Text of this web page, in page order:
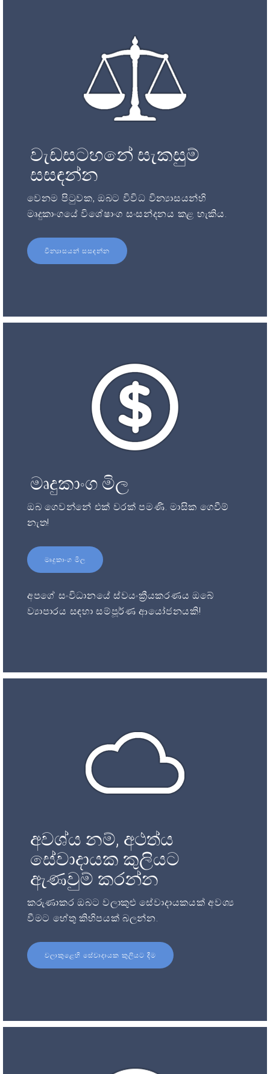
වැඩසටහනේ සැකසුම්
සසඳන්න
වෙනම පිටුවක, ඔබට විවිධ වින්‍යාසයන්හි
මෘදුකාංගයේ විශේෂාංග සංසන්දනය කළ හැකිය.
වින්‍යාසයන් සසඳන්න
මෘදුකාංග මිල
ඔබ ගෙවන්නේ එක් වරක් පමණි. මාසික ගෙවීම්
නැත!
මෘදුකාංග මිල
අපගේ සංවිධානයේ ස්වයංක්‍රීයකරණය ඔබේ
ව්‍යාපාරය සඳහා සම්පූර්ණ ආයෝජනයකි!
අවශ්ය නම්, අථත්ය
සේවාදායක කුලියට
ඇණවුම් කරන්න
කරුණාකර ඔබට වලාකුළු සේවාදායකයක් අවශ්‍ය
වීමට හේතු කිහිපයක් බලන්න.
වලාකුළෙහි සේවාදායක කුලියට දීම